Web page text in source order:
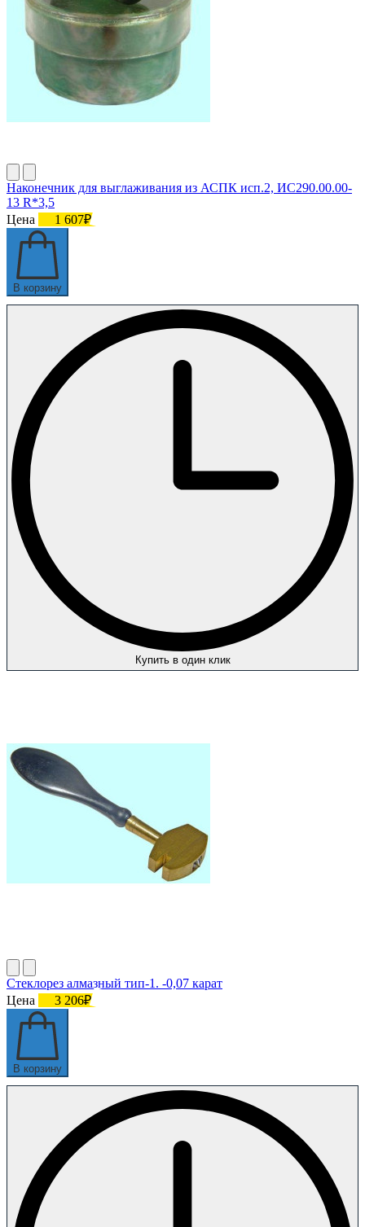
Наконечник для выглаживания из АСПК исп.2, ИС290.00.00-
13 R*3,5
Цена
1 607₽
В корзину
Купить в один клик
Стеклорез алмазный тип-1. -0,07 карат
Цена
3 206₽
В корзину